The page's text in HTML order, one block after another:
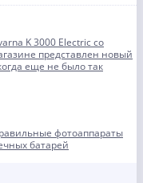
K 3000 Electric со
представлен новый
еще не было так
фотоаппараты
батарей